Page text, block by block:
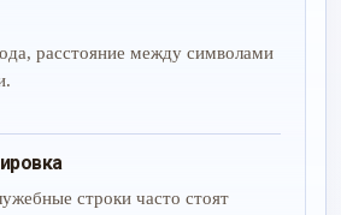
расстояние между символами
строки часто стоят